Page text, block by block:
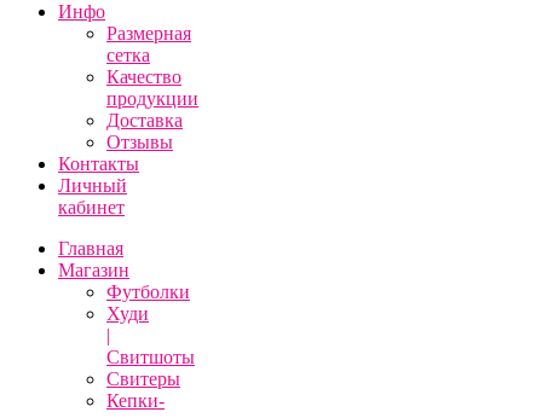
Инфо
Размерная
сетка
Качество
продукции
Доставка
Отзывы
Контакты
Личный
кабинет
Главная
Магазин
Футболки
Худи
|
Свитшоты
Свитеры
Кепки-